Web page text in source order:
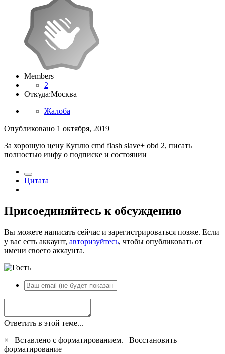
Members
2
Откуда:Москва
Жалоба
Опубликовано 1 октября, 2019
За хорошую цену Куплю cmd flash slave+ obd 2, писать
полностью инфу о подписке и состоянии
Цитата
Присоединяйтесь к обсуждению
Вы можете написать сейчас и зарегистрироваться позже. Если
у вас есть аккаунт, авторизуйтесь, чтобы опубликовать от
имени своего аккаунта.
Ответить в этой теме...
×
Вставлено с форматированием. Восстановить
форматирование